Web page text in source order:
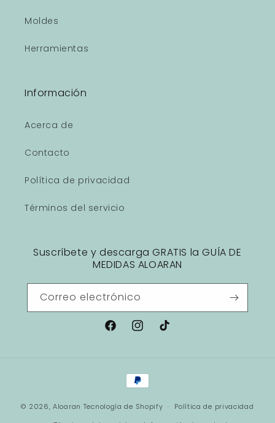
Moldes
Herramientas
Información
Acerca de
Contacto
Política de privacidad
Términos del servicio
Suscríbete y descarga GRATIS la GUÍA DE
MEDIDAS ALOARAN
Correo electrónico
FacebookInstagram
TikTok
Formas
de
pago
© 2026,Aloaran Tecnología de Shopify
Política de privacidad